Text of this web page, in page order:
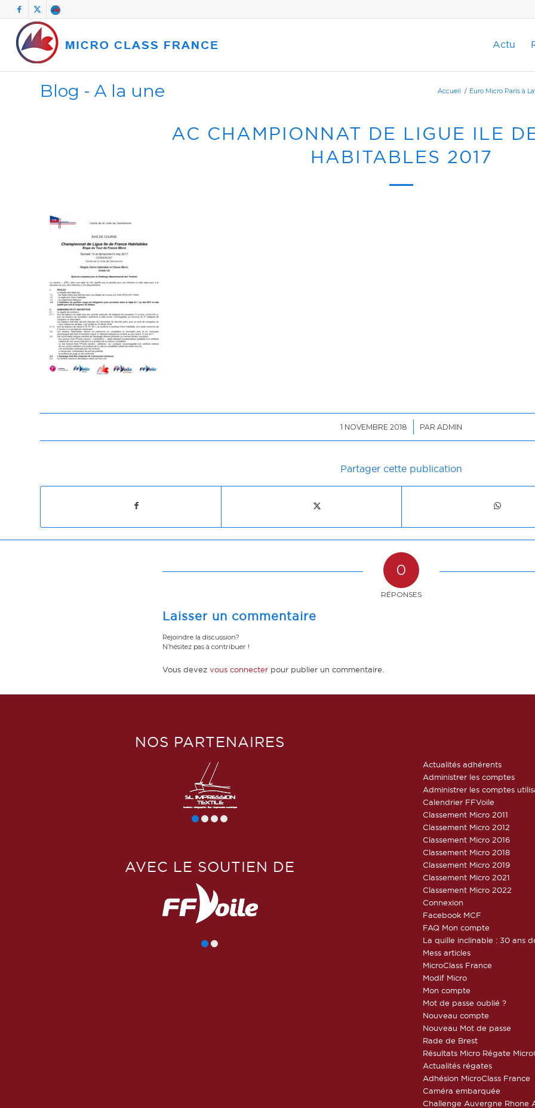
Actu
Blog - A la une Accueil / Euro Micro Paris à
AC CHAMPIONNAT DE LIGUE ILE
HABITABLES 2017
1 NOVEMBRE 2018
/ PAR ADMIN
Partager cette publication
0
RÉPONSES
Laisser un commentaire
Rejoindre la discussion?
N’hésitez pas à contribuer !
Vous devez vous connecter pour publier un commentaire.
NOS PARTENAIRES
AVEC LE SOUTIEN DE
Actualités adhérents
Administrer les comptes
Administrer les comptes
Calendrier FFVoile
Classement Micro 2011
Classement Micro 2012
Classement Micro 2016
Classement Micro 2018
Classement Micro 2019
Classement Micro 2021
Classement Micro 2022
Connexion
Facebook MCF
FAQ Mon compte
La quille inclinable : 30 ans
Mess articles
MicroClass France
Modif Micro
Mon compte
Mot de passe oublié ?
Nouveau compte
Nouveau Mot de passe
Rade de Brest
Résultats Micro Régate
Actualités régates
Adhésion MicroClass France
Caméra embarquée
Challenge Auvergne Rhone